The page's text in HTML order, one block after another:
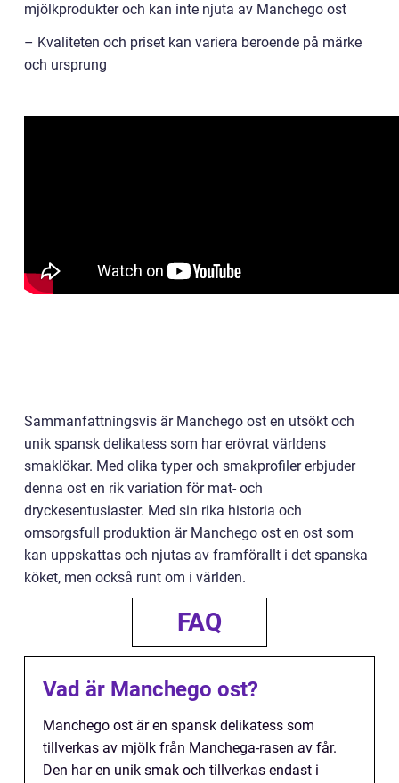
mjölkprodukter och kan inte njuta av Manchego ost
– Kvaliteten och priset kan variera beroende på märke
och ursprung
Sammanfattningsvis är Manchego ost en utsökt och
unik spansk delikatess som har erövrat världens
smaklökar. Med olika typer och smakprofiler erbjuder
denna ost en rik variation för mat- och
dryckesentusiaster. Med sin rika historia och
omsorgsfull produktion är Manchego ost en ost som
kan uppskattas och njutas av framförallt i det spanska
köket, men också runt om i världen.
FAQ
Vad är Manchego ost?
Manchego ost är en spansk delikatess som
tillverkas av mjölk från Manchega-rasen av får.
Den har en unik smak och tillverkas endast i